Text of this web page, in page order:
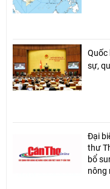
Quốc
sự,
Đại
thư
bổ
nông